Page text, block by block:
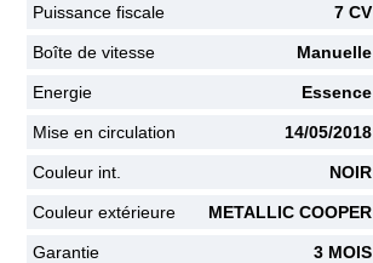
Puissance fiscale 7 CV
Boîte de vitesse Manuelle
Energie Essence
Mise en circulation 14/05/2018
Couleur int. NOIR
Couleur extérieure METALLIC COOPER
Garantie 3 MOIS